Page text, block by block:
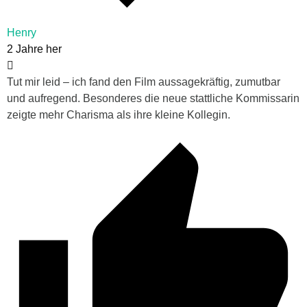
Henry
2 Jahre her
Tut mir leid – ich fand den Film aussagekräftig, zumutbar
und aufregend. Besonderes die neue stattliche Kommissarin
zeigte mehr Charisma als ihre kleine Kollegin.